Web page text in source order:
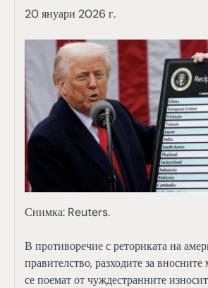
20 януари 2026 г.
Снимка: Reuters.
В противоречие с реториката на
правителство, разходите за
се поемат от чуждестранните